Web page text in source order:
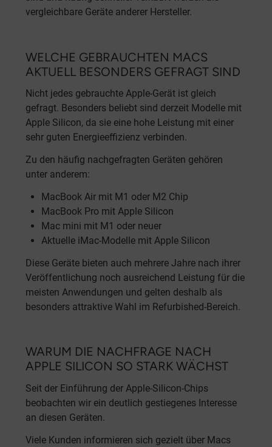
vergleichbare Geräte anderer Hersteller.
WELCHE GEBRAUCHTEN MACS
AKTUELL BESONDERS GEFRAGT SIND
Nicht jedes gebrauchte Apple-Gerät ist gleich
gefragt. Besonders beliebt sind derzeit Modelle mit
Apple Silicon, da sie eine hohe Leistung mit einer
sehr guten Energieeffizienz verbinden.
Zu den häufig nachgefragten Geräten gehören
unter anderem:
MacBook Air mit M1 oder M2 Chip
MacBook Pro mit Apple Silicon
Mac mini mit M1 oder neuer
Aktuelle iMac-Modelle mit Apple Silicon
Diese Geräte bieten auch mehrere Jahre nach ihrer
Veröffentlichung noch ausreichend Leistung für die
meisten Anwendungen und gelten deshalb als
besonders attraktive Wahl im Refurbished-Bereich.
WARUM DIE NACHFRAGE NACH
APPLE SILICON SO STARK WÄCHST
Seit der Einführung der Apple-Silicon-Chips
beobachten wir ein deutlich gestiegenes Interesse
an diesen Geräten.
Viele Kunden informieren sich gezielt über Macs